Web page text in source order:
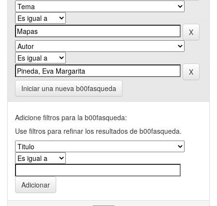
Iniciar una nueva b00fasqueda
Adicione filtros para la b00fasqueda:
Use filtros para refinar los resultados de b00fasqueda.